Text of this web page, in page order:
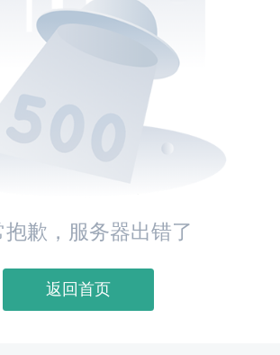
抱歉，服务器出错了
返回首页